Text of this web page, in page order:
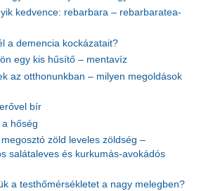
kedvence: rebarbara – rebarbaratea-
a demencia kockázatait?
egy kis hűsítő – mentavíz
az otthonunkban – milyen megoldások
bír
hőség
zöld leveles zöldség –
salátaleves és kurkumás-avokádós
a testhőmérsékletet a nagy melegben?